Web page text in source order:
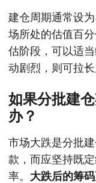
建仓周期通常设
场所处的估值百
估阶段，可以适
动剧烈，则可拉
如果分批建
办？
市场大跌是分批
款，而应坚持既
率。 大跌后的筹